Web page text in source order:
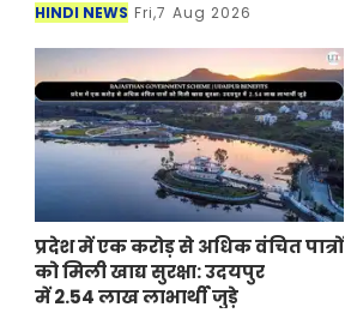
HINDI NEWS Fri,7 Aug 2026
प्रदेश में एक करोड़ से अधिक वंचित पात्रों
को मिली खाद्य सुरक्षा: उदयपुर
में 2.54 लाख लाभार्थी जुड़े